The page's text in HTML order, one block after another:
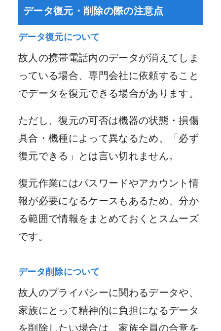
データ復元・削除の際の注意点
データ復元について
故人の携帯電話内のデータが消えてしま
っている場合、専門会社に依頼すること
でデータを復元できる場合があります。
ただし、復元の可否は機器の状態・損傷
具合・機種によって異なるため、「必ず
復元できる」とは言い切れません。
復元作業にはパスワードやアカウント情
報が必要になるケースもあるため、分か
る範囲で情報をまとめておくとスムーズ
です。
データ削除について
故人のプライバシーに関わるデータや、
家族にとって精神的に負担になるデータ
を削除したい場合は、家族全員の合意を